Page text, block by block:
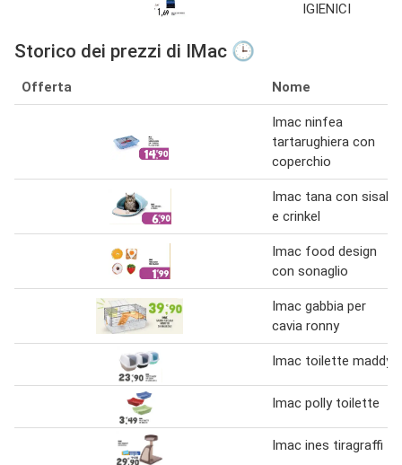
IGIENICI
Storico dei prezzi di IMac 🕒
Offerta Nome
Imac ninfea
tartarughiera con
coperchio
Imac tana con sisal
e crinkel
Imac food design
con sonaglio
Imac gabbia per
cavia ronny
Imac toilette maddy
Imac polly toilette
Imac ines tiragraffi